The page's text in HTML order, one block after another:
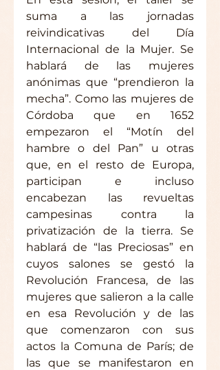
suma a las jornadas
reivindicativas del Día
Internacional de la Mujer. Se
hablará de las mujeres
anónimas que “prendieron la
mecha”. Como las mujeres de
Córdoba que en 1652
empezaron el “Motín del
hambre o del Pan” u otras
que, en el resto de Europa,
participan e incluso
encabezan las revueltas
campesinas contra la
privatización de la tierra. Se
hablará de “las Preciosas” en
cuyos salones se gestó la
Revolución Francesa, de las
mujeres que salieron a la calle
en esa Revolución y de las
que comenzaron con sus
actos la Comuna de París; de
las que se manifestaron en